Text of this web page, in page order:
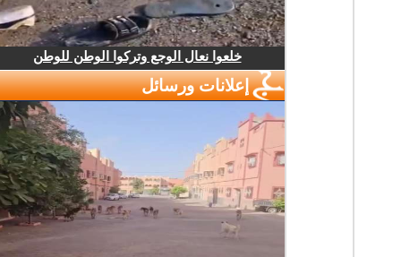
خلعوا نعال الوجع وتركوا الوطن للوطن
إعلانات ورسائل